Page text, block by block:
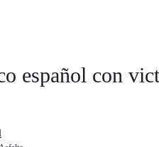
español con